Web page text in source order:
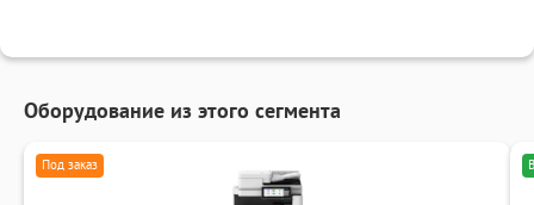
Оборудование из этого сегмента
Под заказ